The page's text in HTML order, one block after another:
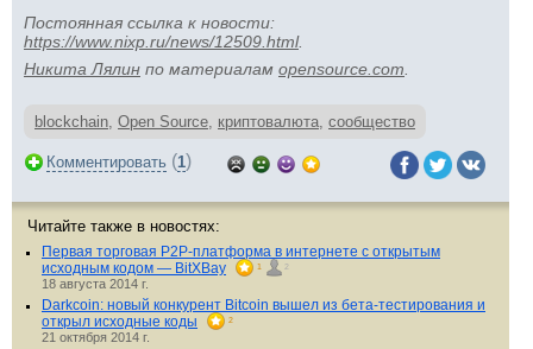
Постоянная ссылка к новости:
https://www.nixp.ru/news/12509.html.
Никита Лялин по материалам opensource.com
blockchain, Open Source, криптовалюта, сообщество
Комментировать (1)
Читайте также в новостях:
Первая торговая P2P-платформа в интернете с открытым
исходным кодом — BitXBay
1 2
18 августа 2014 г.
Darkcoin: новый конкурент Bitcoin вышел из бета-тестирования и
открыл исходные коды
2
21 октября 2014 г.